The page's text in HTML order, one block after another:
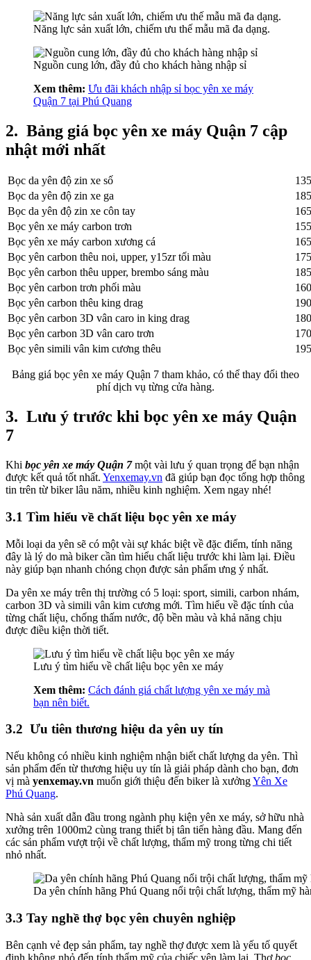
Năng lực sản xuất lớn, chiếm ưu thế mẫu mã đa dạng.
Nguồn cung lớn, đầy đủ cho khách hàng nhập sỉ
Xem thêm: Ưu đãi khách nhập sỉ bọc yên xe máy
Quận 7 tại Phú Quang
2. Bảng giá bọc yên xe máy Quận 7 cập
nhật mới nhất
Bọc da yên độ zin xe số
Bọc da yên độ zin xe ga
Bọc da yên độ zin xe côn tay
Bọc yên xe máy carbon trơn
Bọc yên xe máy carbon xương cá
Bọc yên carbon thêu noi, upper, y15zr tối màu
Bọc yên carbon thêu upper, brembo sáng màu
Bọc yên carbon trơn phối màu
Bọc yên carbon thêu king drag
Bọc yên carbon 3D vân caro in king drag
Bọc yên carbon 3D vân caro trơn
Bọc yên simili vân kim cương thêu
Bảng giá bọc yên xe máy Quận 7 tham khảo, có thể thay đổi theo
phí dịch vụ từng cửa hàng.
3. Lưu ý trước khi bọc yên xe máy Quận
7
Khi bọc yên xe máy Quận 7một vài lưu ý quan trọng để bạn nhận
được kết quả tốt nhất. Yenxemay.vn đã giúp bạn đọc tổng hợp thông
tin trên từ biker lâu năm, nhiều kinh nghiệm. Xem ngay nhé!
3.1 Tìm hiểu về chất liệu bọc yên xe máy
Mỗi loại da yên sẽ có một vài sự khác biệt về đặc điểm, tính năng
đây là lý do mà biker cần tìm hiểu chất liệu trước khi làm lại. Điều
này giúp bạn nhanh chóng chọn được sản phẩm ưng ý nhất.
Da yên xe máy trên thị trường có 5 loại: sport, simili, carbon nhám,
carbon 3D và simili vân kim cương mới. Tìm hiểu về đặc tính của
từng chất liệu, chống thấm nước, độ bền màu và khả năng chịu
được điều kiện thời tiết.
Lưu ý tìm hiểu về chất liệu bọc yên xe máy
Xem thêm: Cách đánh giá chất lượng yên xe máy mà
bạn nên biết.
3.2 Ưu tiên thương hiệu da yên uy tín
Nếu không có nhiều kinh nghiệm nhận biết chất lượng da yên. Thì
sản phẩm đến từ thương hiệu uy tín là giải pháp dành cho bạn, đơn
vị mà yenxemay.vn muốn giới thiệu đến biker là xưởngYên Xe
Phú Quang.
Nhà sản xuất dẫn đầu trong ngành phụ kiện yên xe máy, sở hữu nhà
xưởng trên 1000m2 cùng trang thiết bị tân tiến hàng đầu. Mang đến
các sản phẩm vượt trội về chất lượng, thẩm mỹ trong từng chi tiết
nhỏ nhất.
Da yên chính hãng Phú Quang nổi trội chất lượng, thẩm mỹ
3.3 Tay nghề thợ bọc yên chuyên nghiệp
Bên cạnh vẻ đẹp sản phẩm, tay nghề thợ được xem là yếu tố quyết
định không nhỏ đến tính thẩm mỹ của chiếc yên làm lại. Thợ bọc